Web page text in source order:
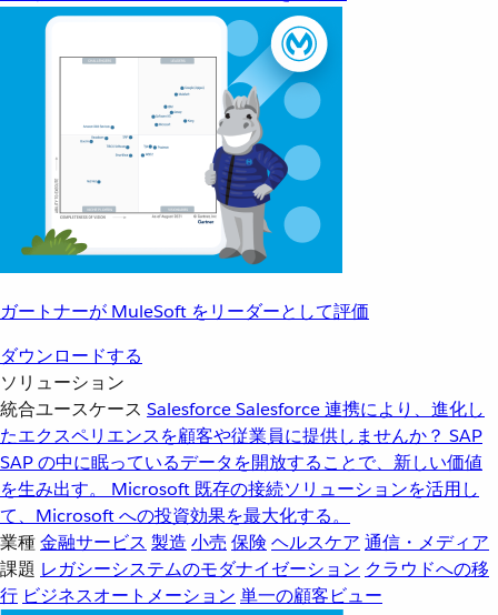
ガートナーが MuleSoft をリーダーとして評価
ダウンロードする
ソリューション
統合ユースケース SalesforceSalesforce 連携により、進化し
たエクスペリエンスを顧客や従業員に提供しませんか？ SAP
SAP の中に眠っているデータを開放することで、新しい価値
を生み出す。
Microsoft 既存の接続ソリューションを活用し
て、Microsoft への投資効果を最大化する。
業種金融サービス 製造 小売 保険 ヘルスケア 通信・メディア
課題 レガシーシステムのモダナイゼーション クラウドへの移
行 ビジネスオートメーション 単一の顧客ビュー